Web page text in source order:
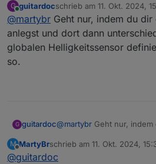
verstanden. Ich möchte die
ShutterControl bietet,
geht aktuell wunderbar mit
müssen die Rollos aber den
Das funktioniert nicht bei
über Sonnenaufgang- und
Nichts für Ungut und danke
G
Online
guitardocschrieb am 11. Okt. 2024,
zuletzt editiert von
@martybr Geht nur, indem du
anlegst und dort dann
globalen Helligkeitssensor
so.
G guitardoc@martybr Geht nur,
den globalen
mir auch so.
M
Offline
MartyBrschrieb am 11. Okt. 2024,
zuletzt editiert von
@guitardoc